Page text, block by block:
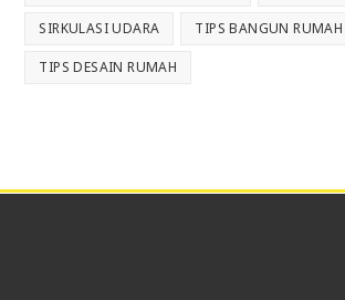
SIRKULASI UDARA TIPS BANGUN RUMAH
TIPS DESAIN RUMAH